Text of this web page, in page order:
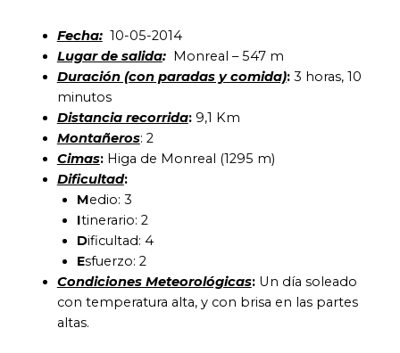
Fecha: 10-05-2014
Lugar de salida:Monreal – 547 m
Duración (con paradas y comida):3 horas, 10
minutos
Distancia recorrida:9,1 Km
Montañeros: 2
Cimas:Higa de Monreal (1295 m)
Dificultad:
Medio: 3
Itinerario: 2
Dificultad: 4
Esfuerzo: 2
Condiciones Meteorológicas:Un día soleado
con temperatura alta, y con brisa en las partes
altas.